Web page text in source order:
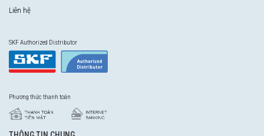
Liên hệ
SKF Authorized Distributor
Phương thức thanh toán